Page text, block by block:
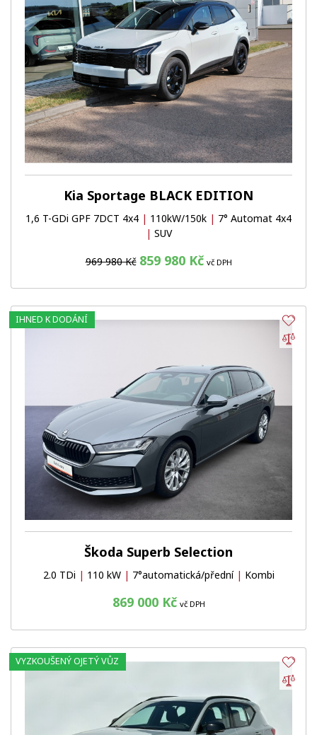
Kia Sportage BLACK EDITION
1,6 T-GDi GPF 7DCT 4x4 | 110kW/150k | 7° Automat 4x4
| SUV
969 980 Kč 859 980 Kč vč DPH
Škoda Superb Selection
2.0 TDi | 110 kW | 7°automatická/přední | Kombi
869 000 Kč vč DPH
IHNED K DODÁNÍ
VYZKOUŠENÝ OJETÝ VŮZ